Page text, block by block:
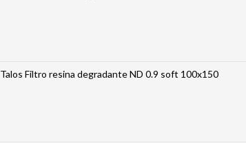
Talos Filtro resina degradante ND 0.9 soft 100x150